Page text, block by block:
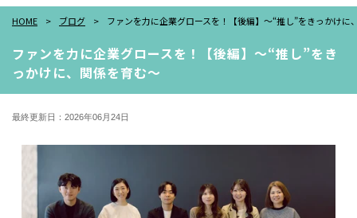
HOME ブログ ファンを力に企業グロースを！【後編】～“推し”をきっかけに
ファンを力に企業グロースを！【後編】～“推し”をき
っかけに、関係を育む～
最終更新日：2026年06月24日